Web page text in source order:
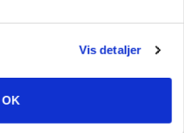
Vis detaljer
OK
ind mod problemulv